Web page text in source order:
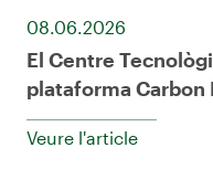
08.06.2026
El Centre
plataforma Carbon
Veure l'article